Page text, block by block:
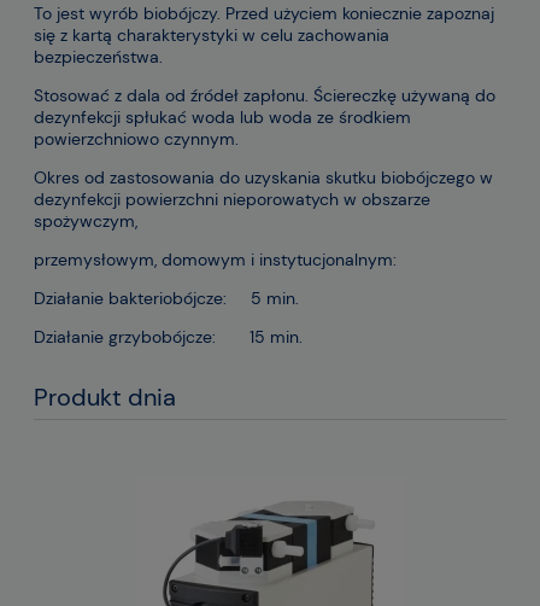
To jest wyrób biobójczy. Przed użyciem koniecznie zapoznaj
się z kartą charakterystyki w celu zachowania
bezpieczeństwa.
Stosować z dala od źródeł zapłonu. Ściereczkę używaną do
dezynfekcji spłukać woda lub woda ze środkiem
powierzchniowo czynnym.
Okres od zastosowania do uzyskania skutku biobójczego w
dezynfekcji powierzchni nieporowatych w obszarze
spożywczym,
przemysłowym, domowym i instytucjonalnym:
Działanie bakteriobójcze: 5 min.
Działanie grzybobójcze: 15 min.
Produkt dnia